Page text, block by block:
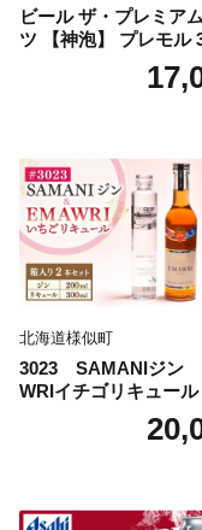
ビール ザ・プレミア
ツ 【神泡】 プレモル
× 24本 サントリー〈天
ビール工場〉群馬※
北海道様似町
3023 SAMANIジン
WRIイチゴリキュー
ト（箱入り）【大人の
お酒 洋酒 スピリッツ
セット 詰め合わせ カ